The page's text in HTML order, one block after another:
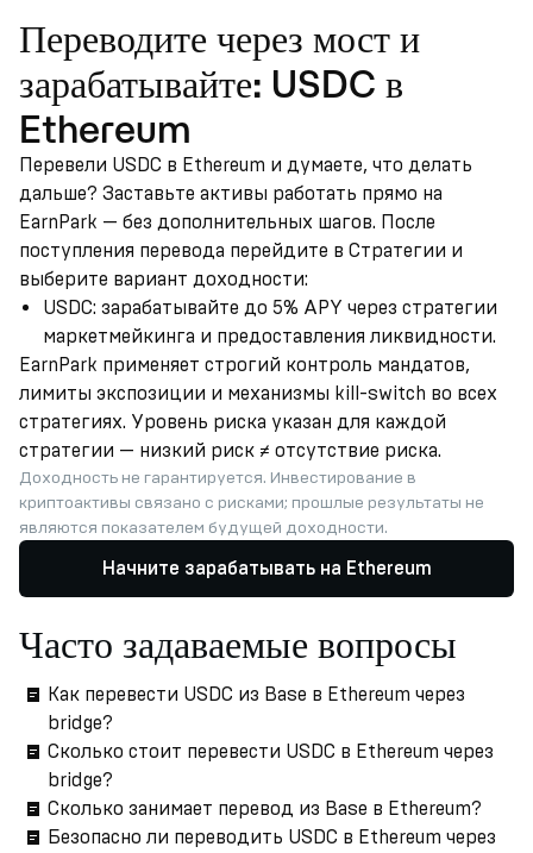
Переводите через мост и
зарабатывайте: USDC в
Ethereum
Перевели USDC в Ethereum и думаете, что делать
дальше? Заставьте активы работать прямо на
EarnPark — без дополнительных шагов. После
поступления перевода перейдите в Стратегии и
выберите вариант доходности:
USDC: зарабатывайте до 5% APY через стратегии
маркетмейкинга и предоставления ликвидности.
EarnPark применяет строгий контроль мандатов,
лимиты экспозиции и механизмы kill-switch во всех
стратегиях. Уровень риска указан для каждой
стратегии — низкий риск ≠ отсутствие риска.
Доходность не гарантируется. Инвестирование в
криптоактивы связано с рисками; прошлые результаты не
являются показателем будущей доходности.
Начните зарабатывать на Ethereum
Часто задаваемые вопросы
Как перевести USDC из Base в Ethereum через
bridge?
Сколько стоит перевести USDC в Ethereum через
bridge?
Сколько занимает перевод из Base в Ethereum?
Безопасно ли переводить USDC в Ethereum через